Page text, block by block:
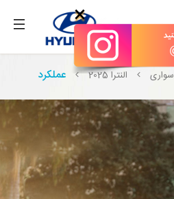
×
سواری النترا 2025 عملکرد